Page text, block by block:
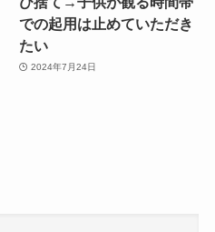
での起用は止めていただき
たい
2024年7月24日